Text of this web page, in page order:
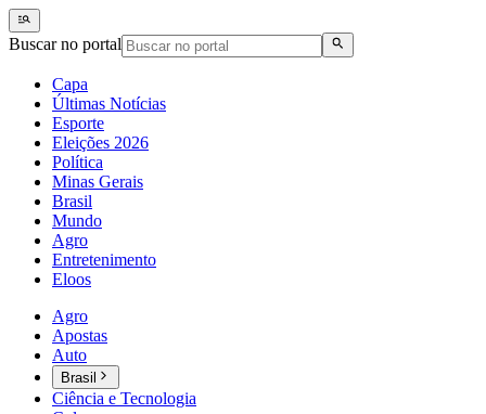
Buscar no portal
Capa
Últimas Notícias
Esporte
Eleições 2026
Política
Minas Gerais
Brasil
Mundo
Agro
Entretenimento
Eloos
Agro
Apostas
Auto
Brasil
Ciência e Tecnologia